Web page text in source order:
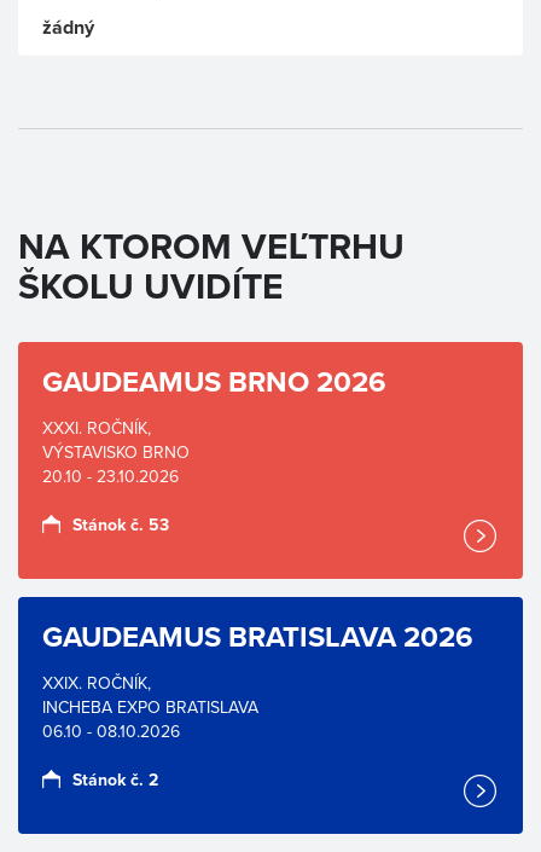
žádný
NA KTOROM VEĽTRHU
ŠKOLU UVIDÍTE
GAUDEAMUS BRNO 2026
XXXI. ROČNÍK,
VÝSTAVISKO BRNO
20.10 - 23.10.2026
Stánok č. 53
GAUDEAMUS BRATISLAVA 2026
XXIX. ROČNÍK,
INCHEBA EXPO BRATISLAVA
06.10 - 08.10.2026
Stánok č. 2